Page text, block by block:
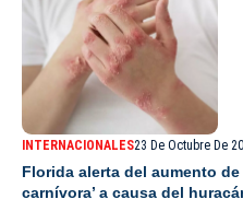
INTERNACIONALES23 De Octubre De
Florida alerta del aumento
carnívora’ a causa del